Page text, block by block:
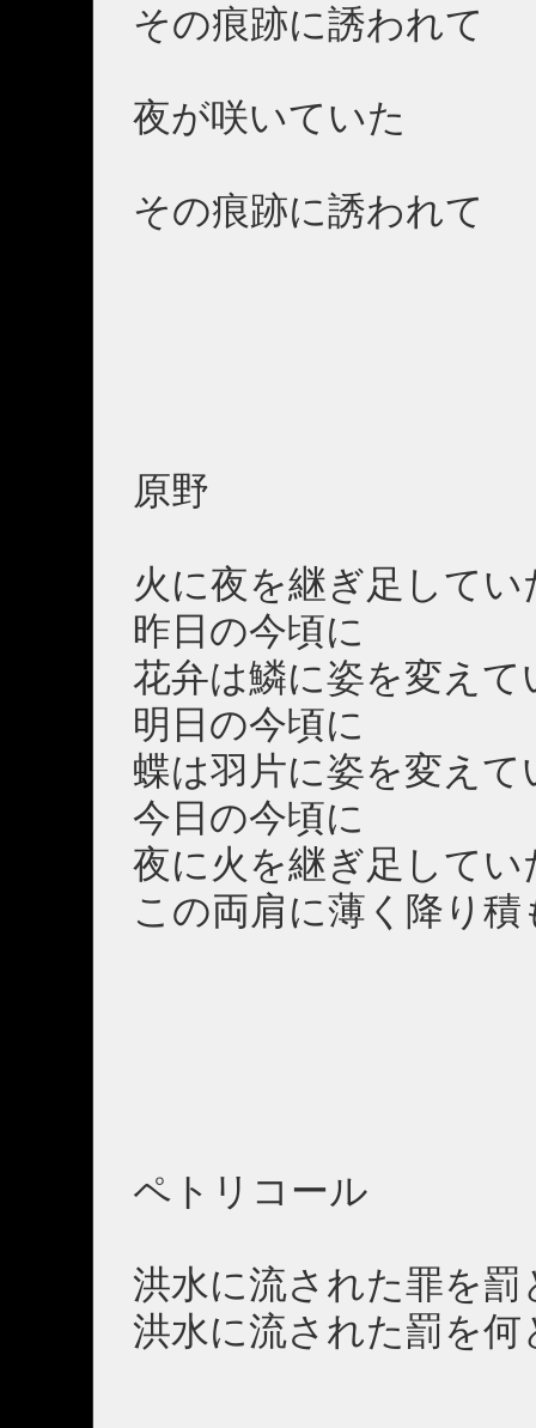
その痕跡に誘われて
夜が咲いていた
その痕跡に誘われて
原野
火に夜を継ぎ足してい
昨日の今頃に
花弁は鱗に姿を変え
明日の今頃に
蝶は羽片に姿を変え
今日の今頃に
夜に火を継ぎ足してい
この両肩に薄く降り
ペトリコール
洪水に流された罪を
洪水に流された罰を